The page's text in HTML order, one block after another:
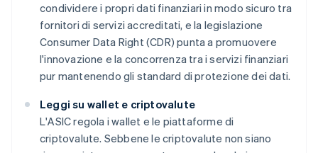
condividere i propri dati finanziari in modo sicuro tra
fornitori di servizi accreditati, e la legislazione
Consumer Data Right (CDR) punta a promuovere
l'innovazione e la concorrenza tra i servizi finanziari
pur mantenendo gli standard di protezione dei dati.
Leggi su wallet e criptovalute
L'ASIC regola i wallet e le piattaforme di
criptovalute. Sebbene le criptovalute non siano